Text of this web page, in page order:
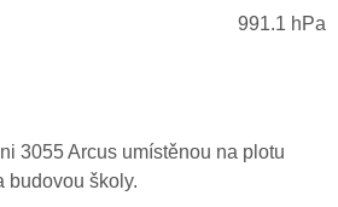
991.1 hPa
3055 Arcus umístěnou na plotu
budovou školy.